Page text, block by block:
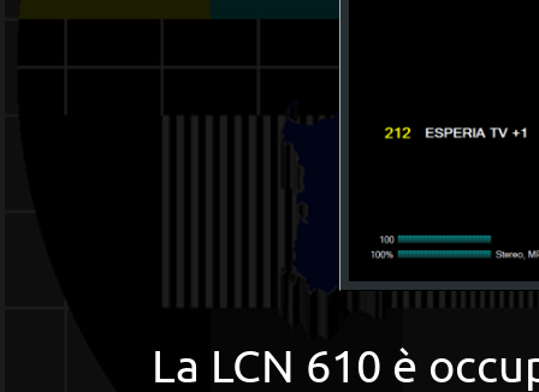
La LCN 610 è